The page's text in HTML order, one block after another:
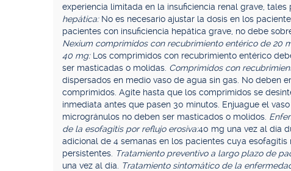
experiencia limitada en la insuficiencia renal grave,
hepática: No es necesario ajustar la dosis en los
pacientes con insuficiencia hepática grave, no debe
Nexium comprimidos con recubrimiento entérico de 20
40 mg: Los comprimidos con recubrimiento entérico
ser masticadas o molidas. Comprimidos con
dispersados en medio vaso de agua sin gas. No deben
comprimidos. Agite hasta que los comprimidos se
inmediata antes que pasen 30 minutos. Enjuague el
microgránulos no deben ser masticados o molidos.
de la esofagitis por reflujo erosiva:40 mg una vez al día
adicional de 4 semanas en los pacientes cuya
persistentes. Tratamiento preventivo a largo plazo de
una vez al día.
Tratamiento sintomático de la